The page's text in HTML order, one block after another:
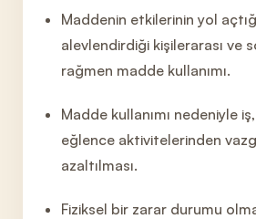
Maddenin etkilerinin yol
alevlendirdiği kişilerarası ve
rağmen madde kullanımı.
Madde kullanımı nedeniyle
eğlence aktivitelerinden
azaltılması.
Fiziksel bir zarar durumu